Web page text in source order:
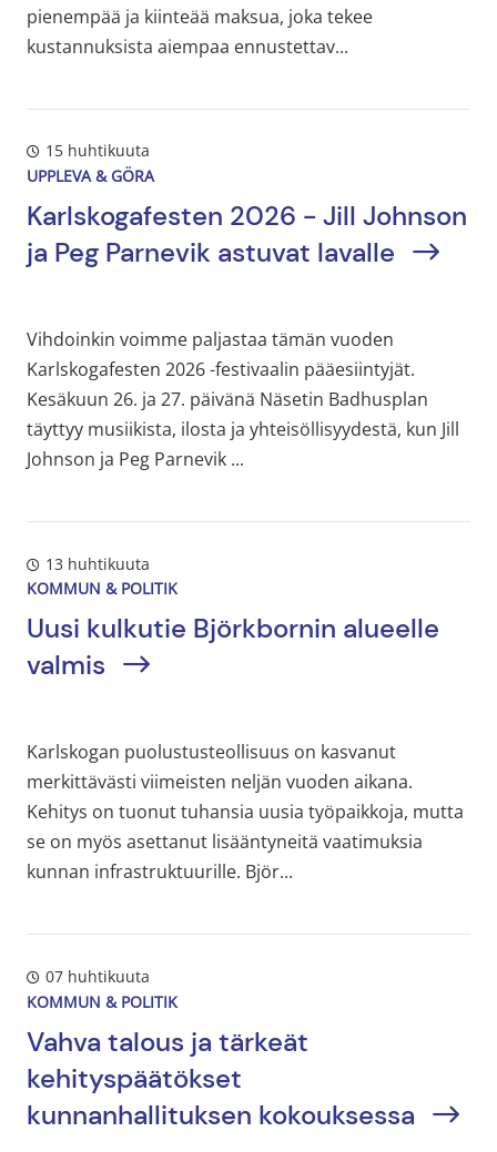
pienempää ja kiinteää maksua, joka tekee
kustannuksista aiempaa ennustettav...
15 huhtikuuta
UPPLEVA & GÖRA
Karlskogafesten 2026 - Jill Johnson
ja Peg Parnevik astuvat lavalle
Vihdoinkin voimme paljastaa tämän vuoden
Karlskogafesten 2026 -festivaalin pääesiintyjät.
Kesäkuun 26. ja 27. päivänä Näsetin Badhusplan
täyttyy musiikista, ilosta ja yhteisöllisyydestä, kun Jill
Johnson ja Peg Parnevik ...
13 huhtikuuta
KOMMUN & POLITIK
Uusi kulkutie Björkbornin alueelle
valmis
Karlskogan puolustusteollisuus on kasvanut
merkittävästi viimeisten neljän vuoden aikana.
Kehitys on tuonut tuhansia uusia työpaikkoja, mutta
se on myös asettanut lisääntyneitä vaatimuksia
kunnan infrastruktuurille. Björ...
07 huhtikuuta
KOMMUN & POLITIK
Vahva talous ja tärkeät
kehityspäätökset
kunnanhallituksen kokouksessa